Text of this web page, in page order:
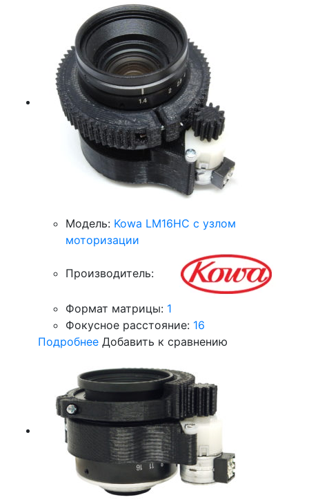
Модель: Kowa LM16HC с узлом
моторизации
Производитель:
Формат матрицы: 1
Фокусное расстояние: 16
Подробнее Добавить к сравнению